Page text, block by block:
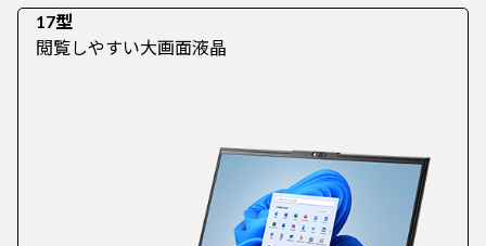
17型
閲覧しやすい大画面液晶